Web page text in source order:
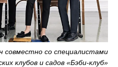
совместно со специалистами
клубов и садов «Бэби-клуб»